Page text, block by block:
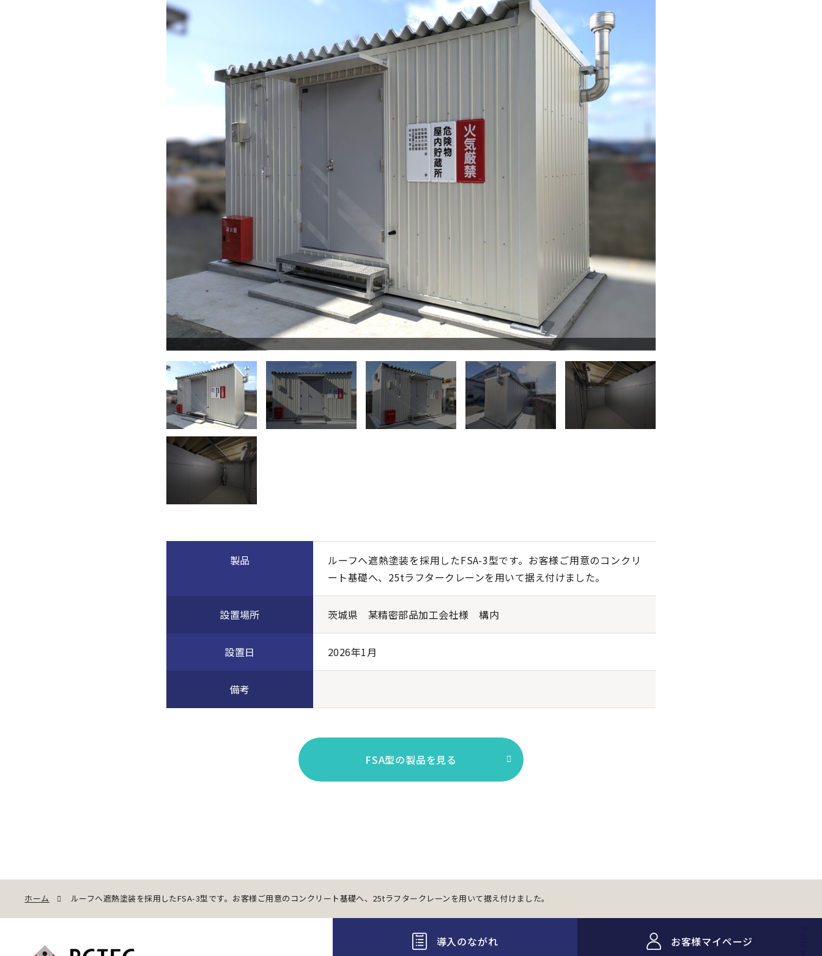
製品
ルーフへ遮熱塗装を採用したFSA-3型です。お客様ご用意のコンクリ
ート基礎へ、25tラフタークレーンを用いて据え付けました。
設置場所 茨城県 某精密部品加工会社様 構内
設置日 2026年1月
備考
FSA型の製品を見る
ホーム ルーフへ遮熱塗装を採用したFSA-3型です。お客様ご用意のコンクリート基礎へ、25tラフタークレーンを用いて据え付けました。
導入のながれ お客様マイページ